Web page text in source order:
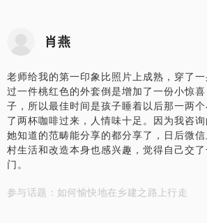
肖燕
老师给我的第一印象比照片上成熟，穿了
过一件桃红色的外套倒是增加了一份小惊
子，所以最佳时间是孩子睡着以后那一两
了两杯咖啡过来，人情味十足。因为我咨
她知道的范畴能分享的都分享了，日后微
村生活和改造本身也感兴趣，觉得自己交
门。
参与话题：如何愉快地在乡建之路上行走